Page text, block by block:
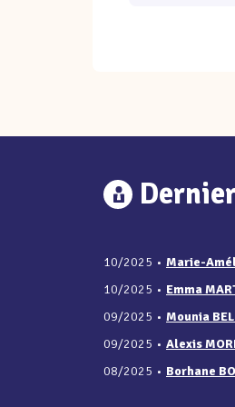
10/2025 • Marie-
10/2025 • Emma
09/2025 • Mounia
09/2025 • Alexis
08/2025 • Borhane